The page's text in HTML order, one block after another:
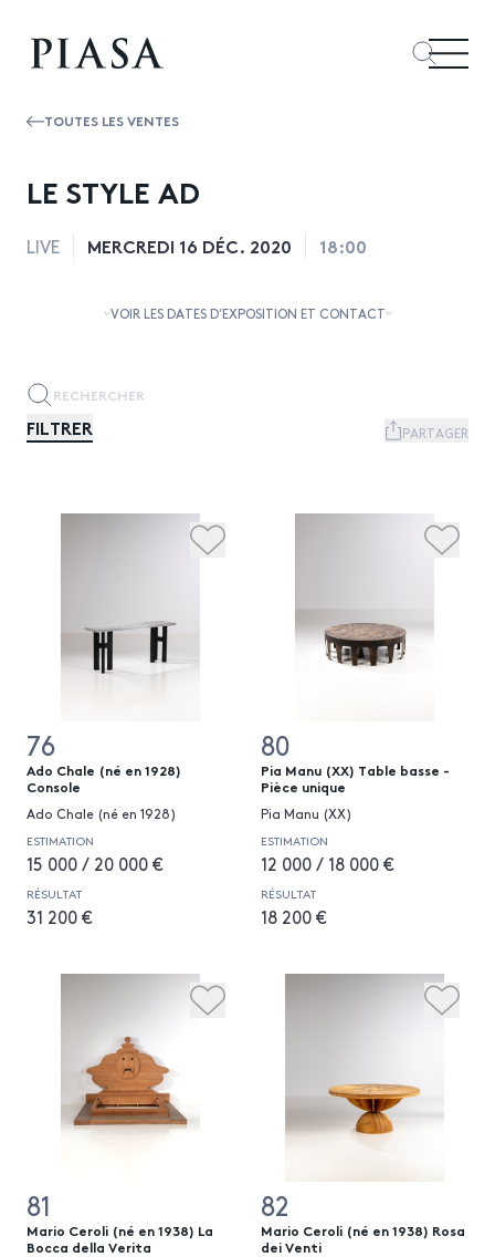
TOUTES LES VENTES
LE STYLE AD
LIVE MERCREDI 16 DÉC. 2020 18:00
VOIR LES DATES D’EXPOSITION ET CONTACT
FILTRER PARTAGER
76
Ado Chale (né en 1928)
Console
Ado Chale (né en 1928)
ESTIMATION
15 000 / 20 000 €
RÉSULTAT
31 200 €
80
Pia Manu (XX) Table basse -
Pièce unique
Pia Manu (XX)
ESTIMATION
12 000 / 18 000 €
RÉSULTAT
18 200 €
81
Mario Ceroli (né en 1938) La
Bocca della Verita
82
Mario Ceroli (né en 1938) Rosa
dei Venti